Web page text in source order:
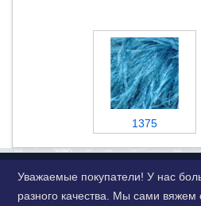
1375
Уважаемые покупатели! У нас
разного качества. Мы сами